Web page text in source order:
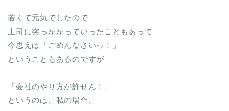
若くて元気でしたので
上司に突っかかっていったこともあって
今思えば「ごめんなさいっ！」
ということもあるのですが
「会社のやり方が許せん！」
というのは、私の場合、